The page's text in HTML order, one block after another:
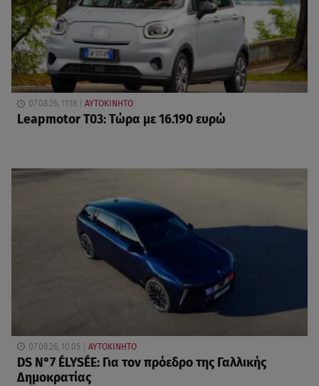
07.08.26, 11:18 ΑΥΤΟΚΙΝΗΤΟ
Leapmotor T03: Τώρα με 16.190 ευρώ
07.08.26, 10:05 ΑΥΤΟΚΙΝΗΤΟ
DS N°7 ÉLYSÉE: Για τον πρόεδρο της Γαλλικής
Δημοκρατίας